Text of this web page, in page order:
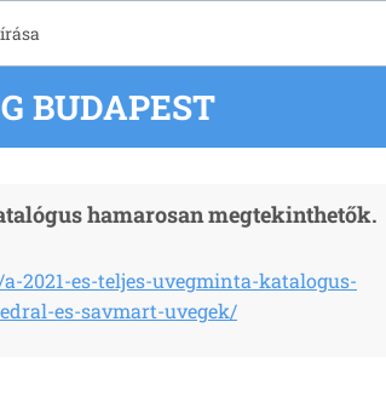
BUDAPEST
hamarosan megtekinthetők.
2021-es-teljes-uvegminta-katalogus-
es-savmart-uvegek/